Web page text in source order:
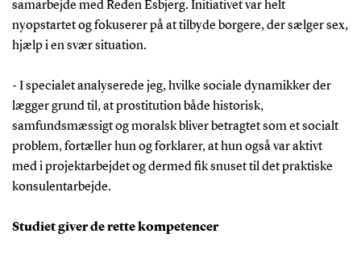
samarbejde med Reden Esbjerg. Initiativet var helt
nyopstartet og fokuserer på at tilbyde borgere, der sælger sex,
hjælp i en svær situation.
- I specialet analyserede jeg, hvilke sociale dynamikker der
lægger grund til, at prostitution både historisk,
samfundsmæssigt og moralsk bliver betragtet som et socialt
problem, fortæller hun og forklarer, at hun også var aktivt
med i projektarbejdet og dermed fik snuset til det praktiske
konsulentarbejde.
Studiet giver de rette kompetencer